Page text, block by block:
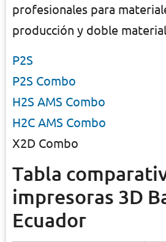
profesionales para
producción y doble
P2S
P2S Combo
H2S AMS Combo
H2C AMS Combo
X2D Combo
Tabla
impresoras 3D
Ecuador